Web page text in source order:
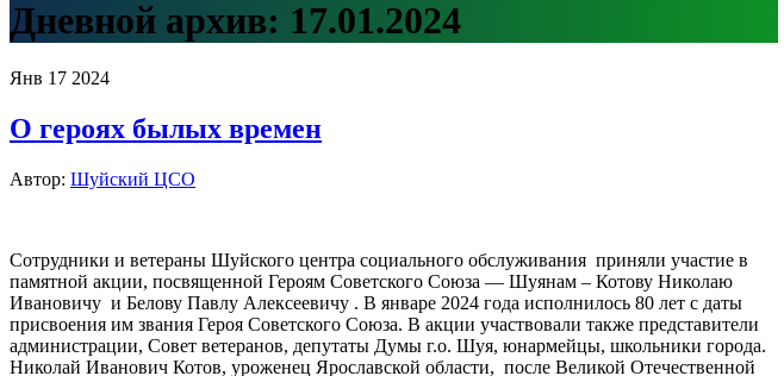
Дневной архив: 17.01.2024
Янв 17 2024
О героях былых времен
Автор: Шуйский ЦСО
Сотрудники и ветераны Шуйского центра социального обслуживания приняли участие в
памятной акции, посвященной Героям Советского Союза — Шуянам – Котову Николаю
Ивановичу и Белову Павлу Алексеевичу . В январе 2024 года исполнилось 80 лет с даты
присвоения им звания Героя Советского Союза. В акции участвовали также представители
администрации, Совет ветеранов, депутаты Думы г.о. Шуя, юнармейцы, школьники города.
Николай Иванович Котов, уроженец Ярославской области, после Великой Отечественной